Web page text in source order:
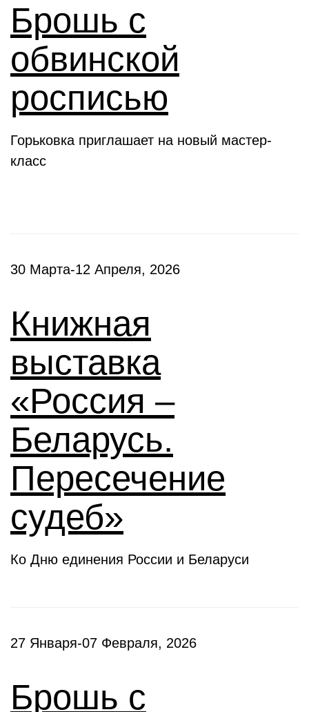
Брошь с
обвинской
росписью
Горьковка приглашает на новый мастер-
класс
30 Марта-12 Апреля, 2026
Книжная
выставка
«Россия –
Беларусь.
Пересечение
судеб»
Ко Дню единения России и Беларуси
27 Января-07 Февраля, 2026
Брошь с